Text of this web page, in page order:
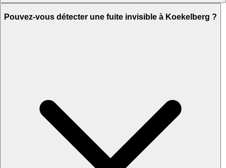
Pouvez-vous détecter une fuite invisible à Koekelberg ?